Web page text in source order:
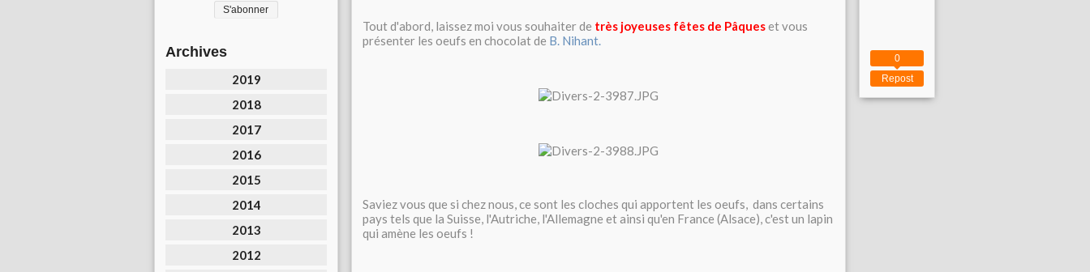
Archives
2019
2018
2017
2016
2015
2014
2013
2012
Tout d'abord, laissez moi vous souhaiter de très joyeuses fêtes de Pâqueset vous
présenter les oeufs en chocolat de B. Nihant.
Saviez vous que si chez nous, ce sont les cloches qui apportent les oeufs, dans certains
pays tels que la Suisse, l'Autriche, l'Allemagne et ainsi qu'en France (Alsace), c'est un lapin
qui amène les oeufs !
Repost
0